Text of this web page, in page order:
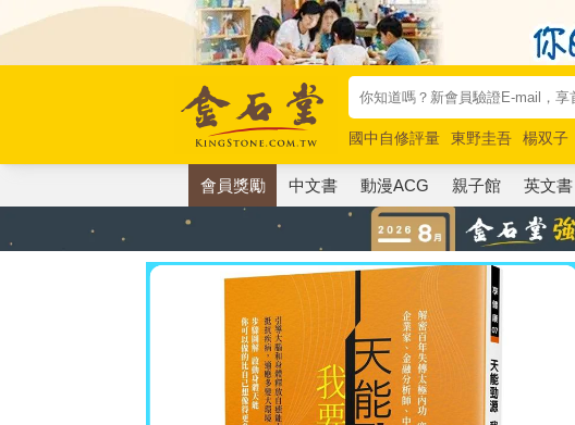
國中自修評量 東野圭吾 楊双子
唯紅花綻放
奧德賽 路邊攤新作
會員獎勵 中文書 動漫ACG 親子館 英文書